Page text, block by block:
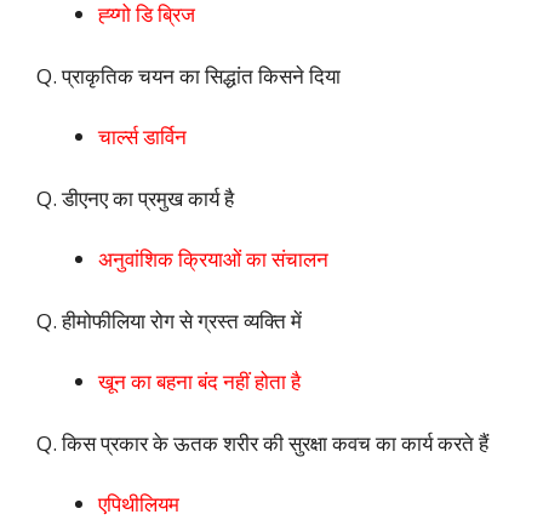
ह्य्गो डि ब्रिज
Q. प्राकृतिक चयन का सिद्धांत किसने दिया
चार्ल्स डार्विन
Q. डीएनए का प्रमुख कार्य है
अनुवांशिक क्रियाओं कासंचालन
Q. हीमोफीलिया रोग से ग्रस्त व्यक्ति में
खून का बहना बंद नहीं होता है
Q. किस प्रकार के ऊतक शरीर की सुरक्षा कवच का कार्य करते हैं
एपिथीलियम